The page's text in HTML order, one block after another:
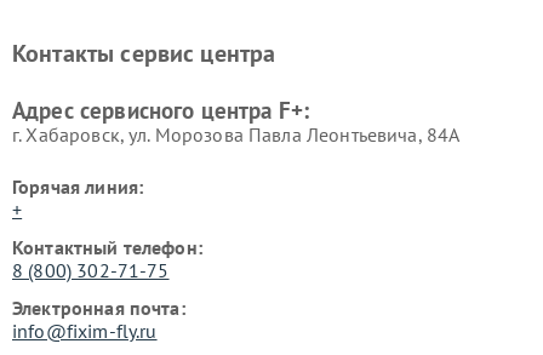
Контакты сервис центра
Адрес сервисного центра F+:
г. Хабаровск, ул. Морозова Павла Леонтьевича, 84А
Горячая линия:
+
Контактный телефон:
8 (800) 302-71-75
Электронная почта:
info@fixim-fly.ru